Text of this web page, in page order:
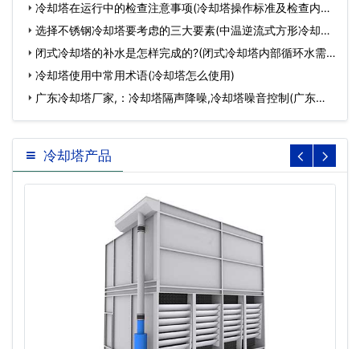
冷却塔在运行中的检查注意事项(冷却塔操作标准及检查内容
是…选择不锈钢冷却塔要考虑的三大要素(中温逆流式方形冷却塔
规…闭式冷却塔的补水是怎样完成的?(闭式冷却塔内部循环水需
要…冷却塔使用中常用术语(冷却塔怎么使用)
广东冷却塔厂家,：冷却塔隔声降噪,冷却塔噪音控制(广东冷
却塔…
冷却塔产品